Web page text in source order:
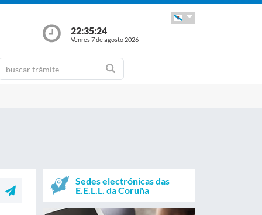
22:35:24
Venres 7 de agosto 2026
Sedes electrónicas das
E.E.L.L. da Coruña